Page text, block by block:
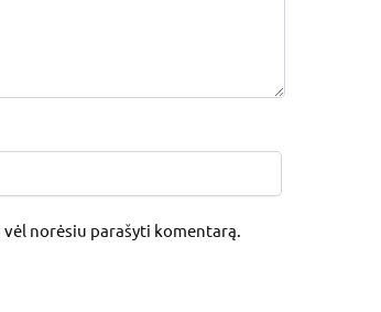
norėsiu parašyti komentarą.